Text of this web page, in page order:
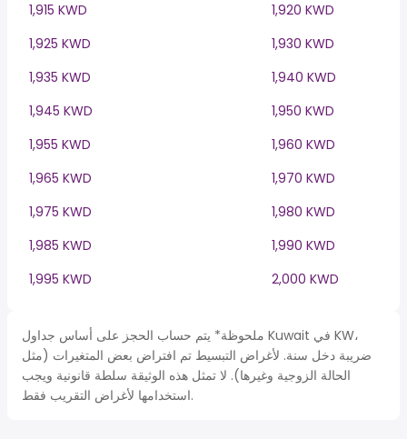
1,915 KWD
1,920 KWD
1,925 KWD
1,930 KWD
1,935 KWD
1,940 KWD
1,945 KWD
1,950 KWD
1,955 KWD
1,960 KWD
1,965 KWD
1,970 KWD
1,975 KWD
1,980 KWD
1,985 KWD
1,990 KWD
1,995 KWD
2,000 KWD
ملحوظة* يتم حساب الحجز على أساس جداول Kuwait في KW،
ضريبة دخل سنة. لأغراض التبسيط تم افتراض بعض المتغيرات (مثل
الحالة الزوجية وغيرها). لا تمثل هذه الوثيقة سلطة قانونية ويجب
استخدامها لأغراض التقريب فقط.